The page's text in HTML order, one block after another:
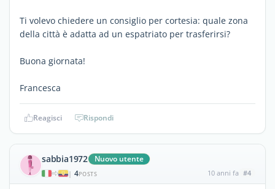
Ti volevo chiedere un consiglio per cortesia: quale zona
della città è adatta ad un espatriato per trasferirsi?
Buona giornata!
Francesca
Reagisci Rispondi
sabbia1972 Nuovo utente
| 4POSTS 10 anni fa #4